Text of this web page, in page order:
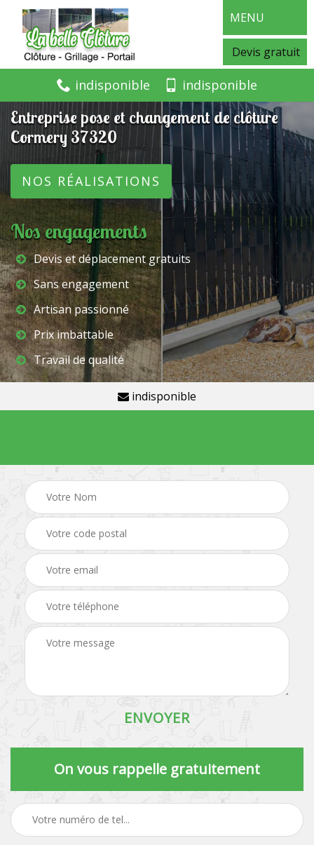
MENU
Devis gratuit
indisponible indisponible
Entreprise pose et changement de clôture
Cormery 37320
NOS RÉALISATIONS
Nos engagements
Devis et déplacement gratuits
Sans engagement
Artisan passionné
Prix imbattable
Travail de qualité
indisponible
On vous rappelle gratuitement